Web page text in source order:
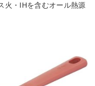
火・IHを含むオール熱源